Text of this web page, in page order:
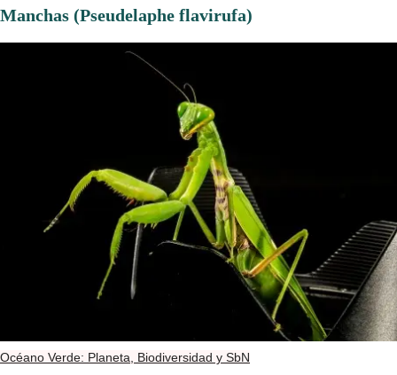
Manchas (Pseudelaphe flavirufa)
Océano Verde: Planeta, Biodiversidad y SbN